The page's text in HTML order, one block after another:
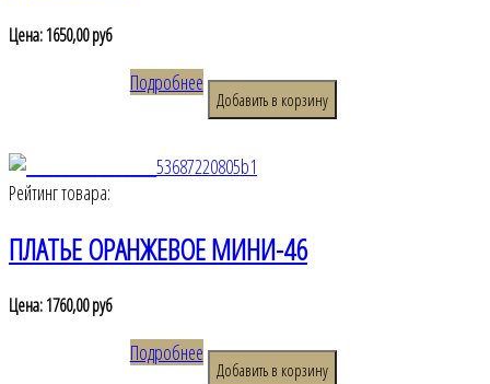
Цена:1650,00 руб
Подробнее
Рейтинг товара:
ПЛАТЬЕ ОРАНЖЕВОЕ МИНИ-46
Цена:1760,00 руб
Подробнее